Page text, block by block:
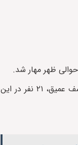
پلیس اعلام کرد که بیش از ۴۰ نفر نجات یافته و برای درمان به بیمارستان منتقل شده‌اند. پلیس همچنین اعلام کرد: با ابراز تاسف عمیق، ۲۱ نفر در این